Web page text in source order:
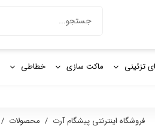
برای:
تزئینی ماکت سازی خطاطی
فروشگاه اینترنتی پیشگام آرت / محصولات /